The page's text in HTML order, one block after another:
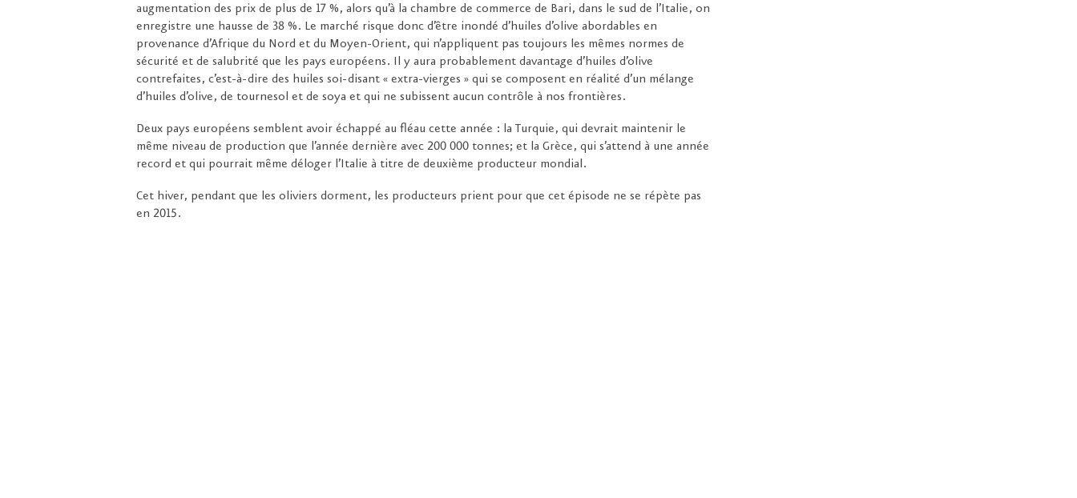
augmentation des prix de plus de 17 %, alors qu’à la chambre de commerce de Bari, dans le sud de l’Italie, on
enregistre une hausse de 38 %. Le marché risque donc d’être inondé d’huiles d’olive abordables en
provenance d’Afrique du Nord et du Moyen-Orient, qui n’appliquent pas toujours les mêmes normes de
sécurité et de salubrité que les pays européens. Il y aura probablement davantage d’huiles d’olive
contrefaites, c’est-à-dire des huiles soi-disant « extra-vierges » qui se composent en réalité d’un mélange
d’huiles d’olive, de tournesol et de soya et qui ne subissent aucun contrôle à nos frontières.
Deux pays européens semblent avoir échappé au fléau cette année : la Turquie, qui devrait maintenir le
même niveau de production que l’année dernière avec 200 000 tonnes; et la Grèce, qui s’attend à une année
record et qui pourrait même déloger l’Italie à titre de deuxième producteur mondial.
Cet hiver, pendant que les oliviers dorment, les producteurs prient pour que cet épisode ne se répète pas
en 2015.